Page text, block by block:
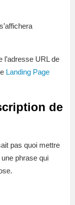
URL de
Landing Page
de
pas quoi mettre
phrase qui